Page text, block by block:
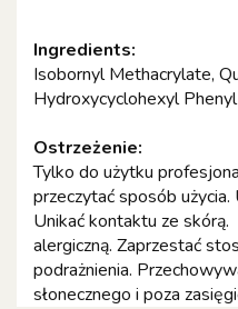
Ingredients:
Isobornyl Methacrylate,
Hydroxycyclohexyl
Ostrzeżenie:
Tylko do użytku
przeczytać sposób
Unikać kontaktu ze
alergiczną. Zaprzestać
podrażnienia.
słonecznego i poza